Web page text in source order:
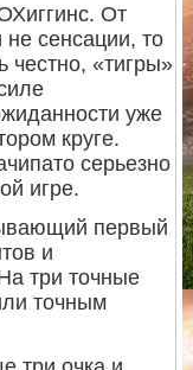
От
сенсации, то
честно, «тигры»
уже
круге.
серьезно
игре.
первый
и
три точные
точным